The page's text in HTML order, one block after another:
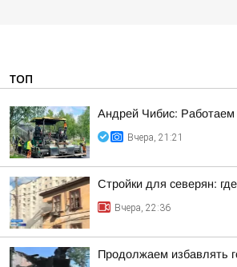
ТОП
Андрей Чибис: Работаем
Вчера, 21:21
Стройки для северян:
Вчера, 22:36
Продолжаем избавлять